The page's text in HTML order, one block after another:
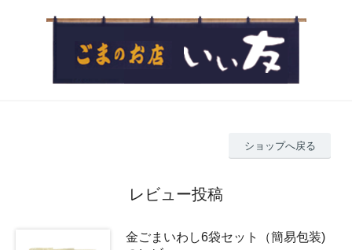
ショップへ戻る
レビュー投稿
金ごまいわし6袋セット（簡易包装)